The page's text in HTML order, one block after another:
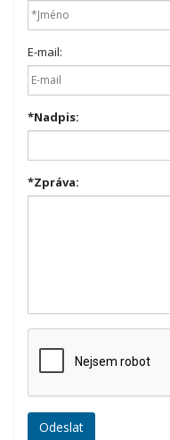
E-mail:
*Nadpis:
*Zpráva: